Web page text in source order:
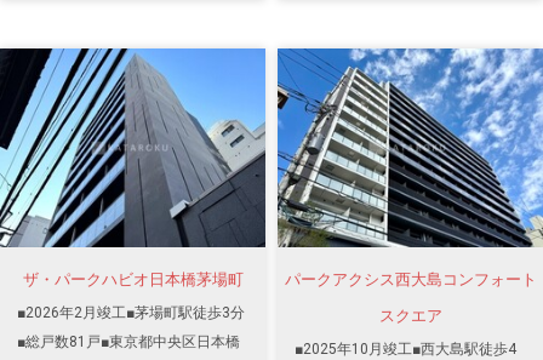
ザ・パークハビオ日本橋茅場町
■2026年2月竣工■茅場町駅徒歩3分
■総戸数81戸■東京都中央区日本橋
パークアクシス西大島コンフォート
スクエア
■2025年10月竣工■西大島駅徒歩4